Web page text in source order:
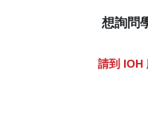
想詢問
請到 IOH